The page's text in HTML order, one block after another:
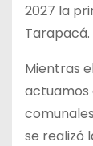
2027 la
Tarapacá.
Mientras
actuamos
se realizó